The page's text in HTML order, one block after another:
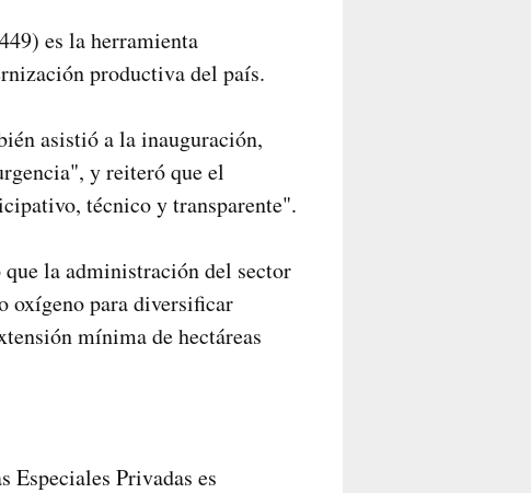
es la herramienta
productiva del país.
asistió a la inauguración,
y reiteró que el
técnico y transparente".
la administración del sector
oxígeno para diversificar
mínima de hectáreas
Especiales Privadas es